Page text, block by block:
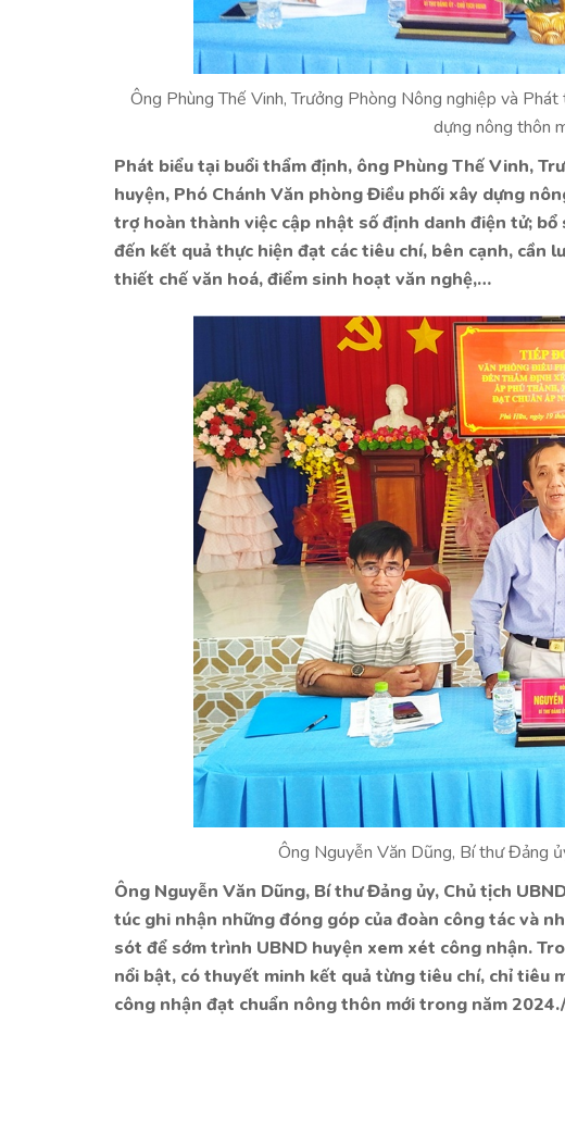
Ông Phùng Thế Vinh, Trưởng Phòng Nông nghiệp và
dựng nông thôn
Phát biểu tại buổi thẩm định, ông Phùng Thế Vinh,
huyện, Phó Chánh Văn phòng Điều phối xây dựng
trợ hoàn thành việc cập nhật số định danh điện tử;
đến kết quả thực hiện đạt các tiêu chí, bên cạnh, cần
thiết chế văn hoá, điểm sinh hoạt văn nghệ,…
Ông Nguyễn Văn Dũng, Bí thư Đảng
Ông Nguyễn Văn Dũng, Bí thư Đảng ủy, Chủ tịch
túc ghi nhận những đóng góp của đoàn công tác và
sót để sớm trình UBND huyện xem xét công nhận.
nổi bật, có thuyết minh kết quả từng tiêu chí, chỉ tiêu
công nhận đạt chuẩn nông thôn mới trong năm